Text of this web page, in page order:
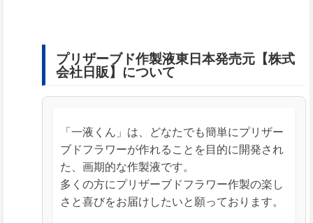
プリザーブド作製液東日本発売元【株式
会社日販】について
「一液くん」は、どなたでも簡単にプリザー
ブドフラワーが作れることを目的に開発され
た、画期的な作製液です。
多くの方にプリザーブドフラワー作製の楽し
さと喜びをお届けしたいと願っております。